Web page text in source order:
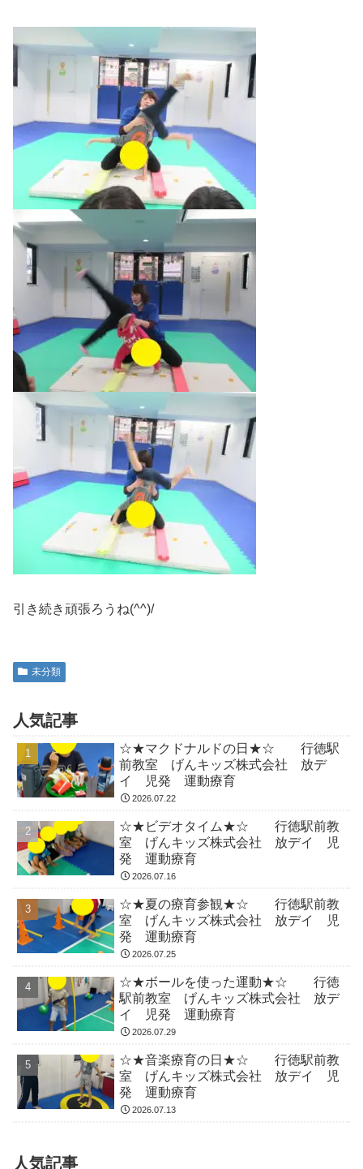
引き続き頑張ろうね(^^)/
未分類
人気記事
☆★マクドナルドの日★☆ 行徳駅
前教室 げんキッズ株式会社 放デ
イ 児発 運動療育
2026.07.22
☆★ビデオタイム★☆ 行徳駅前教
室 げんキッズ株式会社 放デイ 児
発 運動療育
2026.07.16
☆★夏の療育参観★☆ 行徳駅前教
室 げんキッズ株式会社 放デイ 児
発 運動療育
2026.07.25
☆★ボールを使った運動★☆ 行徳
駅前教室 げんキッズ株式会社 放デ
イ 児発 運動療育
2026.07.29
☆★音楽療育の日★☆ 行徳駅前教
室 げんキッズ株式会社 放デイ 児
発 運動療育
2026.07.13
人気記事